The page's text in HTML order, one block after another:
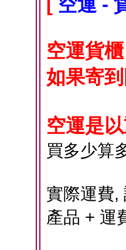
[ 空運 -
空運貨
如果寄
空運是
買多少算
實際運費,
產品 + 運